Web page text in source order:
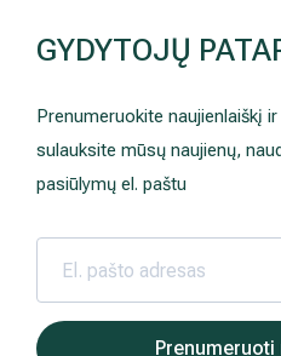
Kaip prisirašyti prie Hila |
Prisirašyti prie „Hila“
Hila | Medicinos diagnostikos ir
2023 06 13
GYDYTOJŲ
Prenumeruokite naujienlaiškį
sulauksite mūsų naujienų,
pasiūlymų el. paštu
Prenumeruoti
AKCIJOS
Tyrimai
Neurologija
Kuo pasirūpinti prieš
Apmokėjimas ir paslaugos
Apgyvendinimas ir maitinimas